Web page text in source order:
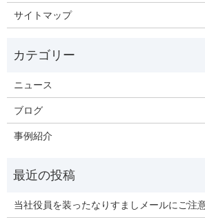
サイトマップ
ニュース
ブログ
事例紹介
当社役員を装ったなりすましメールにご注